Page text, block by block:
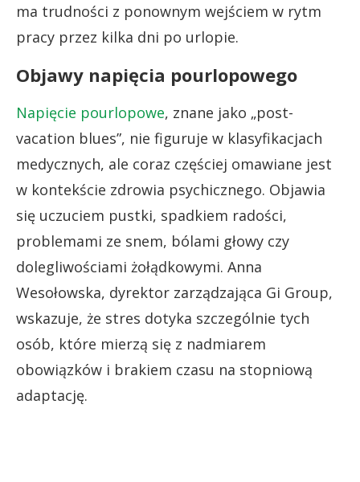
ma trudności z ponownym wejściem w rytm
pracy przez kilka dni po urlopie.
Objawy napięcia pourlopowego
Napięcie pourlopowe, znane jako „post-
vacation blues”, nie figuruje w klasyfikacjach
medycznych, ale coraz częściej omawiane jest
w kontekście zdrowia psychicznego. Objawia
się uczuciem pustki, spadkiem radości,
problemami ze snem, bólami głowy czy
dolegliwościami żołądkowymi. Anna
Wesołowska, dyrektor zarządzająca Gi Group,
wskazuje, że stres dotyka szczególnie tych
osób, które mierzą się z nadmiarem
obowiązków i brakiem czasu na stopniową
adaptację.